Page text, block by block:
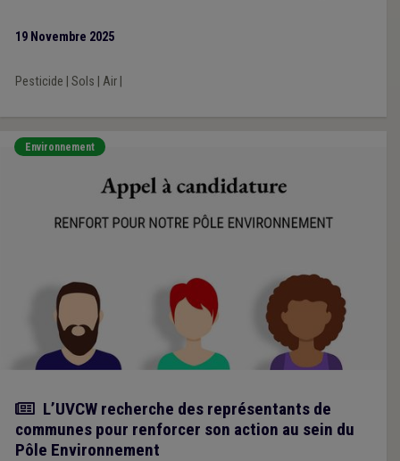
19 Novembre 2025
Pesticide Sols Air|
Environnement
Actualité
L’UVCW recherche des représentants de
communes pour renforcer son action au sein du
Pôle Environnement